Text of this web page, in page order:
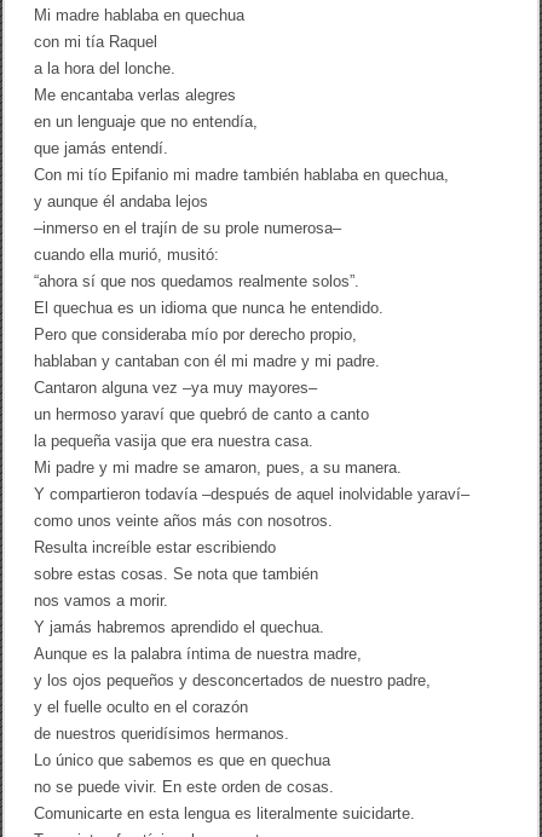
Mi madre hablaba en quechua
con mi tía Raquel
a la hora del lonche.
Me encantaba verlas alegres
en un lenguaje que no entendía,
que jamás entendí.
Con mi tío Epifanio mi madre también hablaba en quechua,
y aunque él andaba lejos
–inmerso en el trajín de su prole numerosa–
cuando ella murió, musitó:
“ahora sí que nos quedamos realmente solos”.
El quechua es un idioma que nunca he entendido.
Pero que consideraba mío por derecho propio,
hablaban y cantaban con él mi madre y mi padre.
Cantaron alguna vez –ya muy mayores–
un hermoso yaraví que quebró de canto a canto
la pequeña vasija que era nuestra casa.
Mi padre y mi madre se amaron, pues, a su manera.
Y compartieron todavía –después de aquel inolvidable yaraví–
como unos veinte años más con nosotros.
Resulta increíble estar escribiendo
sobre estas cosas. Se nota que también
nos vamos a morir.
Y jamás habremos aprendido el quechua.
Aunque es la palabra íntima de nuestra madre,
y los ojos pequeños y desconcertados de nuestro padre,
y el fuelle oculto en el corazón
de nuestros queridísimos hermanos.
Lo único que sabemos es que en quechua
no se puede vivir. En este orden de cosas.
Comunicarte en esta lengua es literalmente suicidarte.